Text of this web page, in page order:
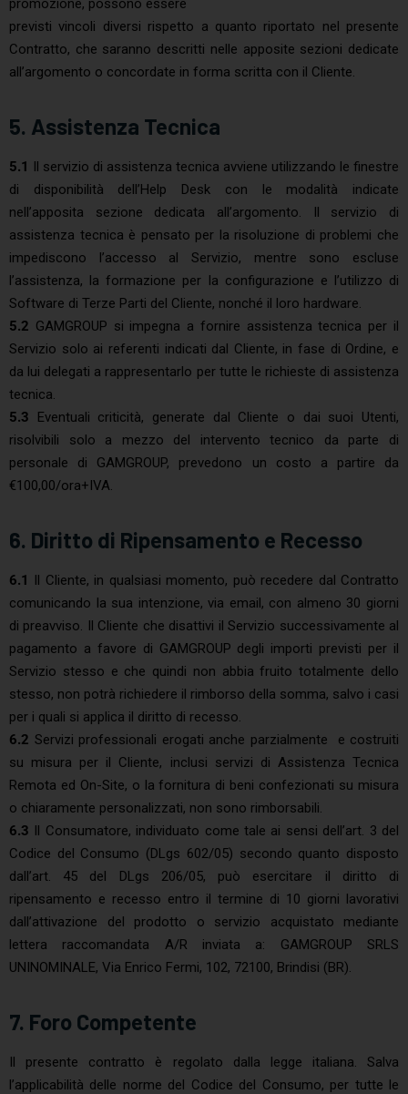
promozione, possono essere
previsti vincoli diversi rispetto a quanto riportato nel presente
Contratto, che saranno descritti nelle apposite sezioni dedicate
all’argomento o concordate in forma scritta con il Cliente.
5. Assistenza Tecnica
5.1 Il servizio di assistenza tecnica avviene utilizzando le finestre
di disponibilità dell’Help Desk con le modalità indicate
nell’apposita sezione dedicata all’argomento. Il servizio di
assistenza tecnica è pensato per la risoluzione di problemi che
impediscono l’accesso al Servizio, mentre sono escluse
l’assistenza, la formazione per la configurazione e l’utilizzo di
Software di Terze Parti del Cliente, nonché il loro hardware.
5.2 GAMGROUP si impegna a fornire assistenza tecnica per il
Servizio solo ai referenti indicati dal Cliente, in fase di Ordine, e
da lui delegati a rappresentarlo per tutte le richieste di assistenza
tecnica.
5.3 Eventuali criticità, generate dal Cliente o dai suoi Utenti,
risolvibili solo a mezzo del intervento tecnico da parte di
personale di GAMGROUP, prevedono un costo a partire da
€100,00/ora+IVA.
6. Diritto di Ripensamento e Recesso
6.1 Il Cliente, in qualsiasi momento, può recedere dal Contratto
comunicando la sua intenzione, via email, con almeno 30 giorni
di preavviso. Il Cliente che disattivi il Servizio successivamente al
pagamento a favore di GAMGROUP degli importi previsti per il
Servizio stesso e che quindi non abbia fruito totalmente dello
stesso, non potrà richiedere il rimborso della somma, salvo i casi
per i quali si applica il diritto di recesso.
6.2 Servizi professionali erogati anche parzialmente e costruiti
su misura per il Cliente, inclusi servizi di Assistenza Tecnica
Remota ed On-Site, o la fornitura di beni confezionati su misura
o chiaramente personalizzati, non sono rimborsabili.
6.3 Il Consumatore, individuato come tale ai sensi dell’art. 3 del
Codice del Consumo (DLgs 602/05) secondo quanto disposto
dall’art. 45 del DLgs 206/05, può esercitare il diritto di
ripensamento e recesso entro il termine di 10 giorni lavorativi
dall’attivazione del prodotto o servizio acquistato mediante
lettera raccomandata A/R inviata a: GAMGROUP SRLS
UNINOMINALE, Via Enrico Fermi, 102, 72100, Brindisi (BR).
7. Foro Competente
Il presente contratto è regolato dalla legge italiana. Salva
l’applicabilità delle norme del Codice del Consumo, per tutte le